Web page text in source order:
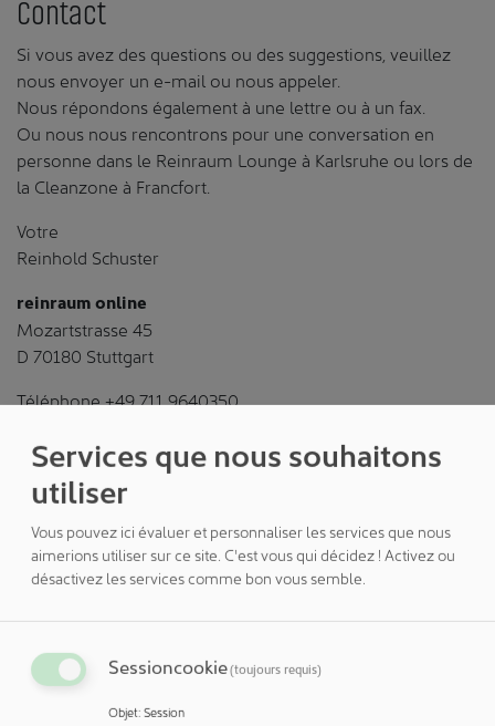
Contact
Si vous avez des questions ou des suggestions, veuillez
nous envoyer un e-mail ou nous appeler.
Nous répondons également à une lettre ou à un fax.
Ou nous nous rencontrons pour une conversation en
personne dans le Reinraum Lounge à Karlsruhe ou lors de
la Cleanzone à Francfort.
Votre
Reinhold Schuster
reinraum online
Mozartstrasse 45
D 70180 Stuttgart
Téléphone +49 711 9640350
E-mail info@reinraum.de
Aperçu des NEWSLETTER
Mieux informé : ANNUAIRE, NEWSLETTER,
NEWSFLASH, NEWSEXTRA et RÉPERTOIRE
Services que nous souhaitons
utiliser
Vous pouvez ici évaluer et personnaliser les services que nous
aimerions utiliser sur ce site. C'est vous qui décidez ! Activez ou
désactivez les services comme bon vous semble.
Sessioncookie(toujours requis)
Objet: Session